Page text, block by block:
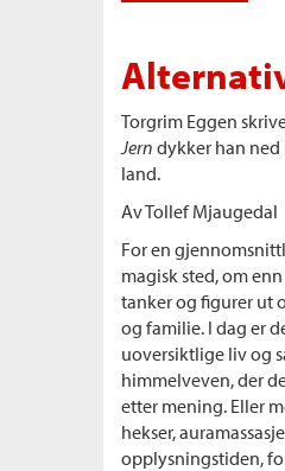
Torgrim Eggen
Jern dykker han
land.
Av Tollef Mjaugedal
For en
magisk sted, om
tanker og figurer ut
og familie. I dag er
uoversiktlige liv og
himmelveven, der
etter mening. Eller
hekser,
opplysningstiden,